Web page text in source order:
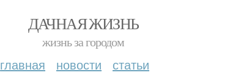
ДАЧНАЯ ЖИЗНЬ
жизнь за городом
главная новости статьи